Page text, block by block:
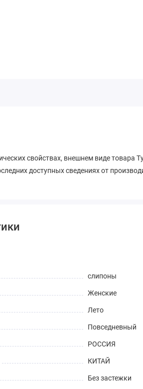
свойствах, внешнем виде товара
доступных сведениях от
слипоны
Женские
Лето
Повседневный
РОССИЯ
КИТАЙ
Без застежки